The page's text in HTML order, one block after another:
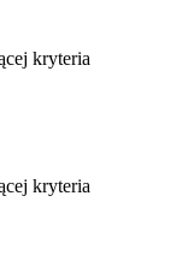
kryteria
kryteria